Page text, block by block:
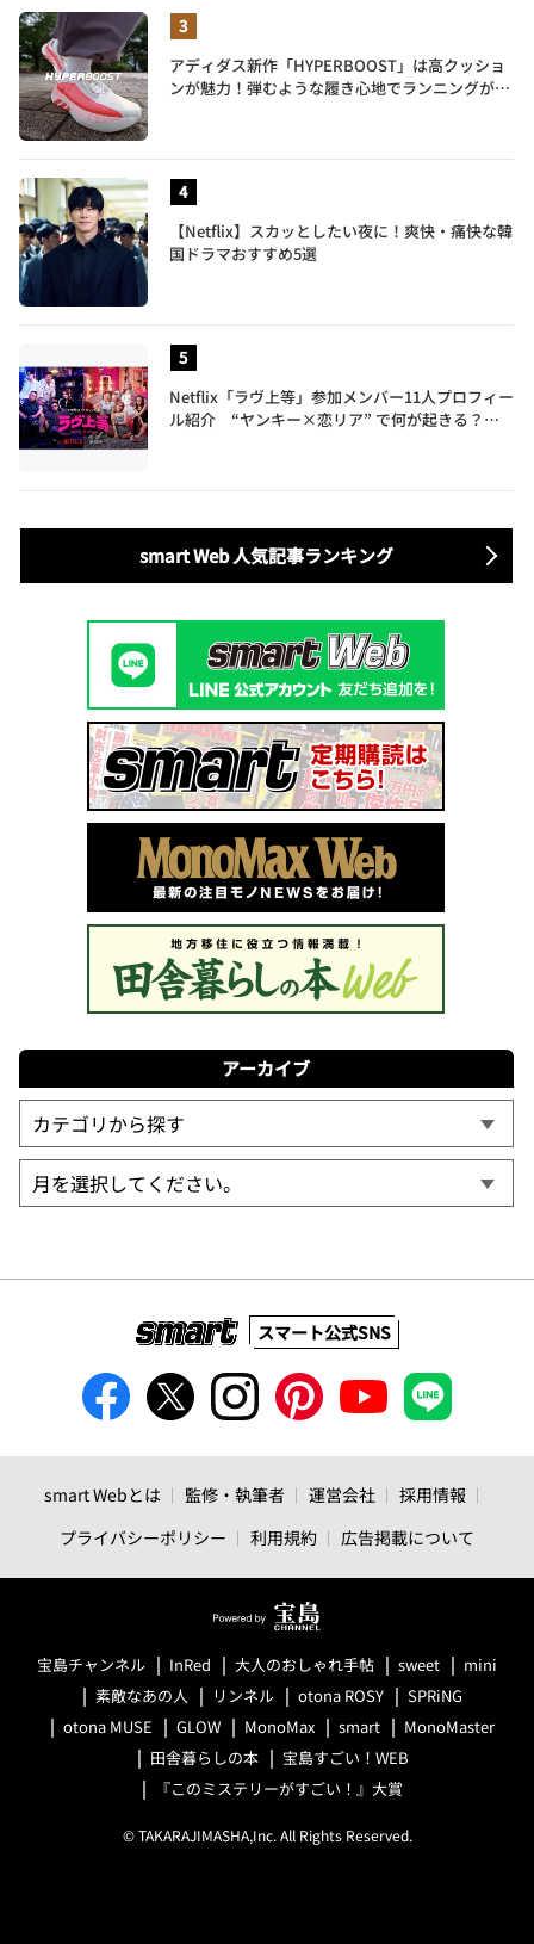
アディダス新作「HYPERBOOST」は高クッショ
ンが魅力！弾むような履き心地でランニングがも
【Netflix】スカッとしたい夜に！爽快・痛快な韓
国ドラマおすすめ5選
Netflix「ラヴ上等」参加メンバー11人プロフィー
ル紹介 “ヤンキー×恋リア” で何が起きる？地
smart Web 人気記事ランキング
アーカイブ
スマート公式SNS
smart Webとは 監修・執筆者 運営会社
採用情報
プライバシーポリシー
利用規約 広告掲載について
宝島チャンネル InRed 大人のおしゃれ手帖 sweet
mini
素敵なあの人
リンネル otona ROSY
SPRiNG
otona MUSE
GLOW MonoMax smart
MonoMaster
田舎暮らしの本
宝島すごい！WEB
『このミステリーがすごい！』大賞
© TAKARAJIMASHA,Inc. All Rights Reserved.